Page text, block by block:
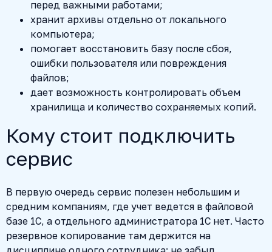
перед важными работами;
хранит архивы отдельно от локального
компьютера;
помогает восстановить базу после сбоя,
ошибки пользователя или повреждения
файлов;
дает возможность контролировать объем
хранилища и количество сохраняемых копий.
Кому стоит подключить
сервис
В первую очередь сервис полезен небольшим и
средним компаниям, где учет ведется в файловой
базе 1С, а отдельного администратора 1С нет. Часто
резервное копирование там держится на